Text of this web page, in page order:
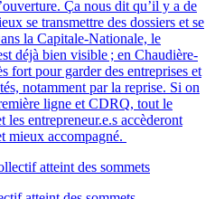
Ça nous dit qu’il y a de
se transmettre des dossiers et se
la Capitale-Nationale, le
déjà bien visible ; en Chaudière-
fort pour garder des entreprises et
notamment par la reprise. Si on
ligne et CDRQ, tout le
entrepreneur.e.s accèderont
mieux accompagné.